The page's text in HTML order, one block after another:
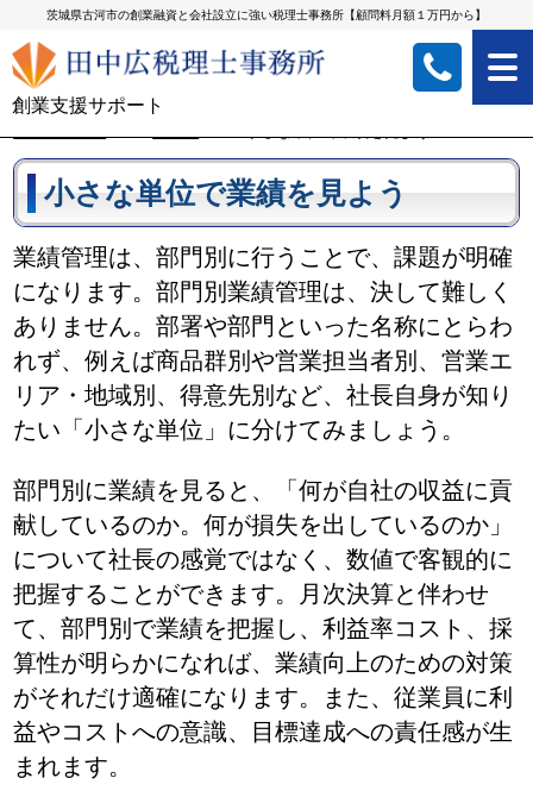
茨城県古河市の創業融資と会社設立に強い税理士事務所【顧問料月額１万円から】
創業支援サポート
小さな単位で業績を見よう
業績管理は、部門別に行うことで、課題が明確
になります。部門別業績管理は、決して難しく
ありません。部署や部門といった名称にとらわ
れず、例えば商品群別や営業担当者別、営業エ
リア・地域別、得意先別など、社長自身が知り
たい「小さな単位」に分けてみましょう。
部門別に業績を見ると、「何が自社の収益に貢
献しているのか。何が損失を出しているのか」
について社長の感覚ではなく、数値で客観的に
把握することができます。月次決算と伴わせ
て、部門別で業績を把握し、利益率コスト、採
算性が明らかになれば、業績向上のための対策
がそれだけ適確になります。また、従業員に利
益やコストへの意識、目標達成への責任感が生
まれます。